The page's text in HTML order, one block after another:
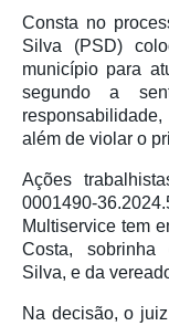
Consta no
Silva (PSD)
município para
segundo a
além de violar o
Ações
0001490-
Multiservice tem
Costa, sobrinha
Silva, e da
Na decisão, o